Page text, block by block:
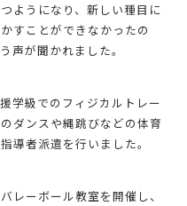
ようになり、新しい種目に
すことができなかったの
声が聞かれました。
学級でのフィジカルトレー
ダンスや縄跳びなどの体育
導者派遣を行いました。
レーボール教室を開催し、